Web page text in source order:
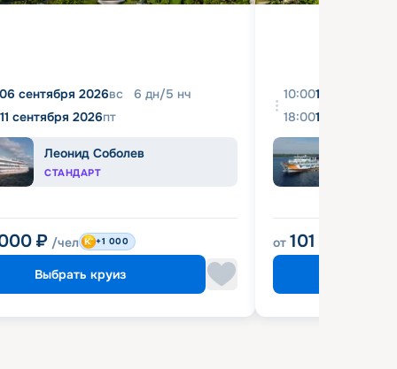
06 сентября 2026вс 6 дн/5 нч
11 сентября 2026пт
Леонид Соболев
СТАНДАРТ
₽ /чел +1 000
Выбрать круиз
10:0010 августа
18:0016 августа
от 101 900